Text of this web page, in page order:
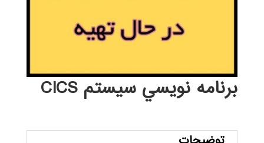
برنامه نويسي سيستم CICS